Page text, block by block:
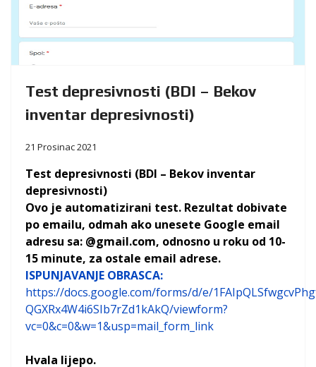
Test depresivnosti (BDI – Bekov
inventar depresivnosti)
21 Prosinac 2021
Test depresivnosti (BDI – Bekov inventar
depresivnosti)
Ovo je automatizirani test. Rezultat dobivate
po emailu, odmah ako unesete Google email
adresu sa: @gmail.com, odnosno u roku od 10-
15 minute, za ostale email adrese.
ISPUNJAVANJE OBRASCA:
https://docs.google.com/forms/d/e/
QGXRx4W4i6SIb7rZd1kAkQ/viewform?
vc=0&c=0&w=1&usp=mail_form_link
Hvala lijepo.